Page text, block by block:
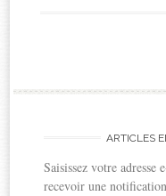
ARTICLES
Saisissez votre
recevoir une